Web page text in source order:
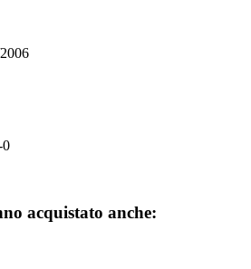
0
acquistato anche: